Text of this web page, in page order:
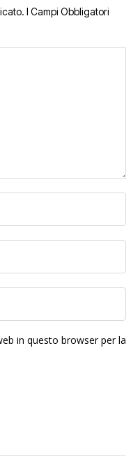
I Campi Obbligatori
in questo browser per la